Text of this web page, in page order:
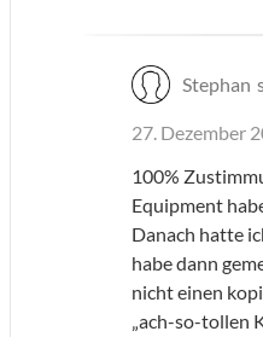
Stephan
27. Dezember
100%
Equipment
Danach hatte
habe dann
nicht einen
„ach-so-tollen